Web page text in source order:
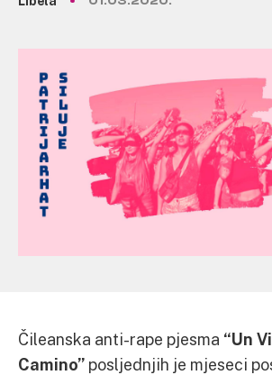
Čileanska anti-rape pjesma “Un
Camino” posljednjih je mjeseci